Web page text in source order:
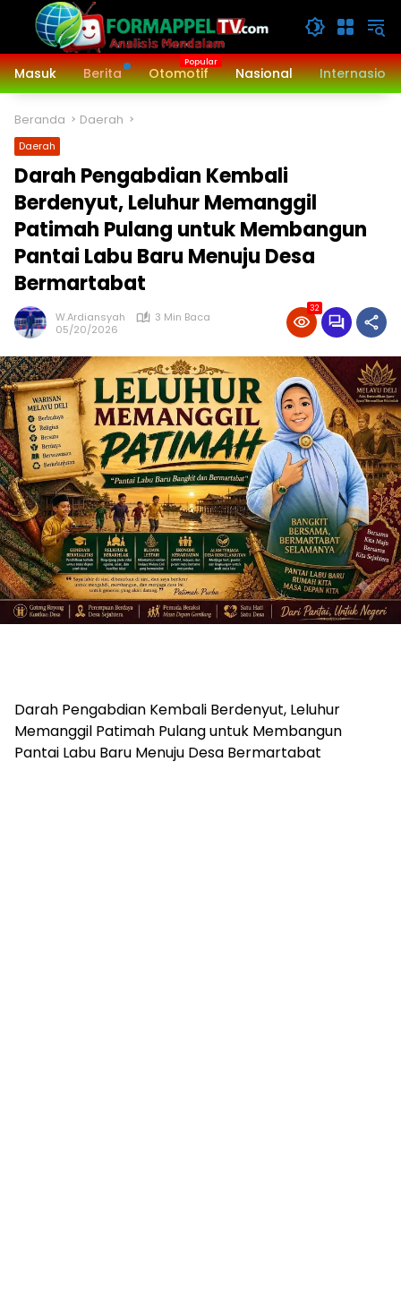
Langsung
konten
Masuk
Berita Otomotif Nasional
Beranda Daerah
Daerah
Darah Pengabdian Kembali
Berdenyut, Leluhur Memanggil
Patimah Pulang untuk Membangun
Pantai Labu Baru Menuju Desa
Bermartabat
W.Ardiansyah
3 Min Baca
05/20/2026
32
Darah Pengabdian Kembali Berdenyut, Leluhur
Memanggil Patimah Pulang untuk Membangun
Pantai Labu Baru Menuju Desa Bermartabat